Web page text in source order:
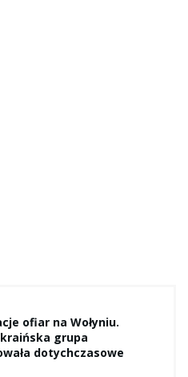
ofiar na Wołyniu.
grupa
dotychczasowe